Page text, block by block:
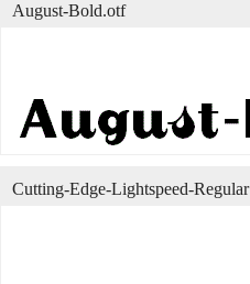
August-Bold.otf
Cutting-Edge-Lightspeed-Regular